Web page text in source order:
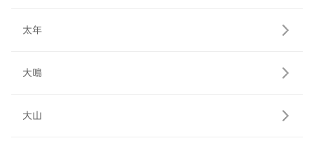
太年
大鳴
大山